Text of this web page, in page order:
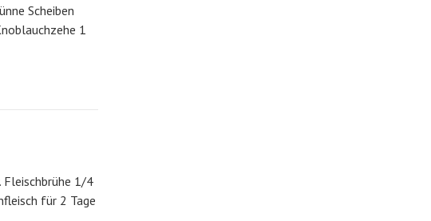
Scheiben
1
1/4
für 2 Tage